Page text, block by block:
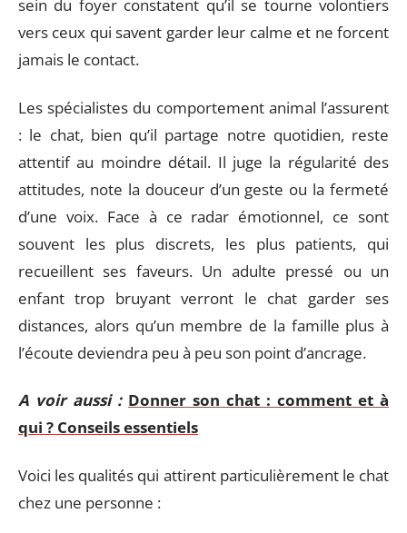
sein du foyer constatent qu’il se tourne volontiers
vers ceux qui savent garder leur calme et ne forcent
jamais le contact.
Les spécialistes du comportement animal l’assurent
: le chat, bien qu’il partage notre quotidien, reste
attentif au moindre détail. Il juge la régularité des
attitudes, note la douceur d’un geste ou la fermeté
d’une voix. Face à ce radar émotionnel, ce sont
souvent les plus discrets, les plus patients, qui
recueillent ses faveurs. Un adulte pressé ou un
enfant trop bruyant verront le chat garder ses
distances, alors qu’un membre de la famille plus à
l’écoute deviendra peu à peu son point d’ancrage.
A voir aussi : Donner son chat : comment et à
qui ? Conseils essentiels
Voici les qualités qui attirent particulièrement le chat
chez une personne :